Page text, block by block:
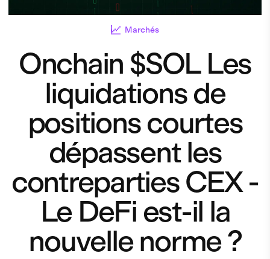
Marchés
Onchain $SOL Les
liquidations de
positions courtes
dépassent les
contreparties CEX -
Le DeFi est-il la
nouvelle norme ?